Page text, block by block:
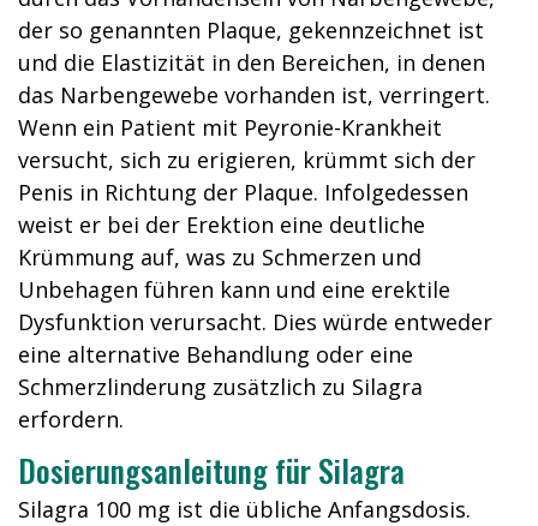
der so genannten Plaque, gekennzeichnet ist
und die Elastizität in den Bereichen, in denen
das Narbengewebe vorhanden ist, verringert.
Wenn ein Patient mit Peyronie-Krankheit
versucht, sich zu erigieren, krümmt sich der
Penis in Richtung der Plaque. Infolgedessen
weist er bei der Erektion eine deutliche
Krümmung auf, was zu Schmerzen und
Unbehagen führen kann und eine erektile
Dysfunktion verursacht. Dies würde entweder
eine alternative Behandlung oder eine
Schmerzlinderung zusätzlich zu Silagra
erfordern.
Dosierungsanleitung für Silagra
Silagra 100 mg ist die übliche Anfangsdosis.